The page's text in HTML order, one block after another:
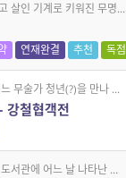
살인 기계로 키워진 무명...
연재완결 추천 독점
무술가 청년(?)을 만나 ...
강철협객전
서관에 어느 날 나타난 ...